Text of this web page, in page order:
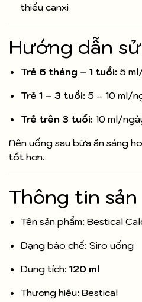
thiếu canxi
Hướng dẫn
Trẻ 6 tháng – 1 tuổi: 5
Trẻ 1 – 3 tuổi: 5 – 10 ml/
Trẻ trên 3 tuổi: 10 ml/
Nên uống sau bữa ăn sáng
tốt hơn.
Thông tin sản
Tên sản phẩm: Bestical
Dạng bào chế: Siro uống
Dung tích: 120 ml
Thương hiệu: Bestical